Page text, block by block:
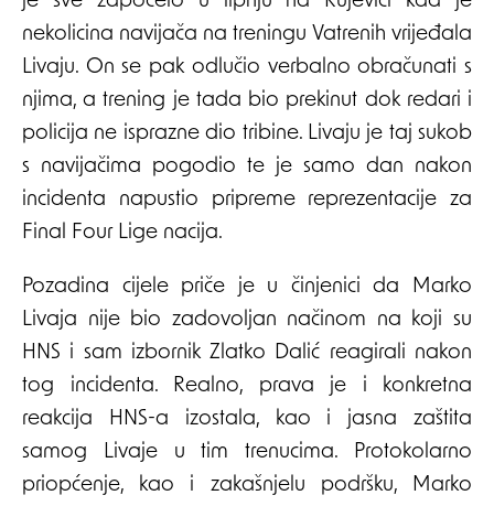
nekolicina navijača na treningu Vatrenih vrijeđala
Livaju. On se pak odlučio verbalno obračunati s
njima, a trening je tada bio prekinut dok redari i
policija ne isprazne dio tribine. Livaju je taj sukob
s navijačima pogodio te je samo dan nakon
incidenta napustio pripreme reprezentacije za
Final Four Lige nacija.
Pozadina cijele priče je u činjenici da Marko
Livaja nije bio zadovoljan načinom na koji su
HNS i sam izbornik Zlatko Dalić reagirali nakon
tog incidenta. Realno, prava je i konkretna
reakcija HNS-a izostala, kao i jasna zaštita
samog Livaje u tim trenucima. Protokolarno
priopćenje, kao i zakašnjelu podršku, Marko